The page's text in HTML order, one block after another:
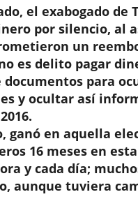
el exabogado
por silencio, al
un
es delito pagar
para
y ocultar así
ganó en aquella
16 meses en
y cada día;
aunque tuviera